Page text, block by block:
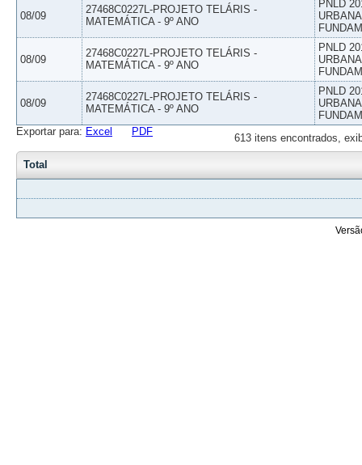
08/09
27468C0227L-PROJETO TELÁRIS -
MATEMÁTICA - 9º ANO
PNLD
08/09
27468C0227L-PROJETO TELÁRIS -
MATEMÁTICA - 9º ANO
PNLD
08/09
27468C0227L-PROJETO TELÁRIS -
MATEMÁTICA - 9º ANO
PNLD
613 itens encontrados,
Exportar para: Excel PDF
Total